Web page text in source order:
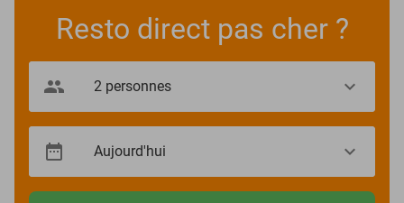
Resto direct pas cher ?